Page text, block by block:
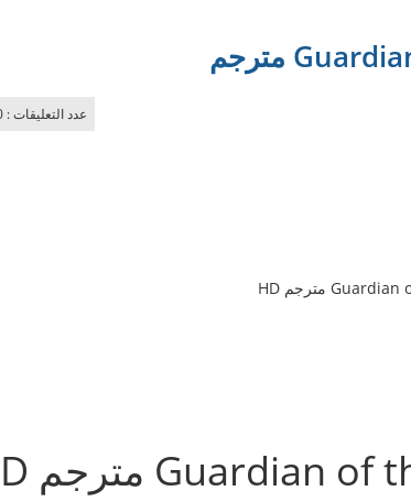
عدد التعليقات : 0